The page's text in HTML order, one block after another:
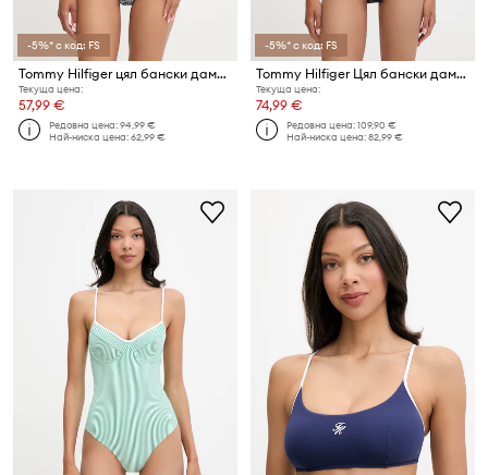
-5%* с код: FS
Tommy Hilfiger цял бански дамски SUMMER
Текуща цена:
57,99 €
Редовна цена:94,99 €
Най-ниска цена:62,99 €
-5%* с код: FS
Tommy Hilfiger Цял бански дамски
Текуща цена:
74,99 €
Редовна цена:109,90 €
Най-ниска цена:82,99 €